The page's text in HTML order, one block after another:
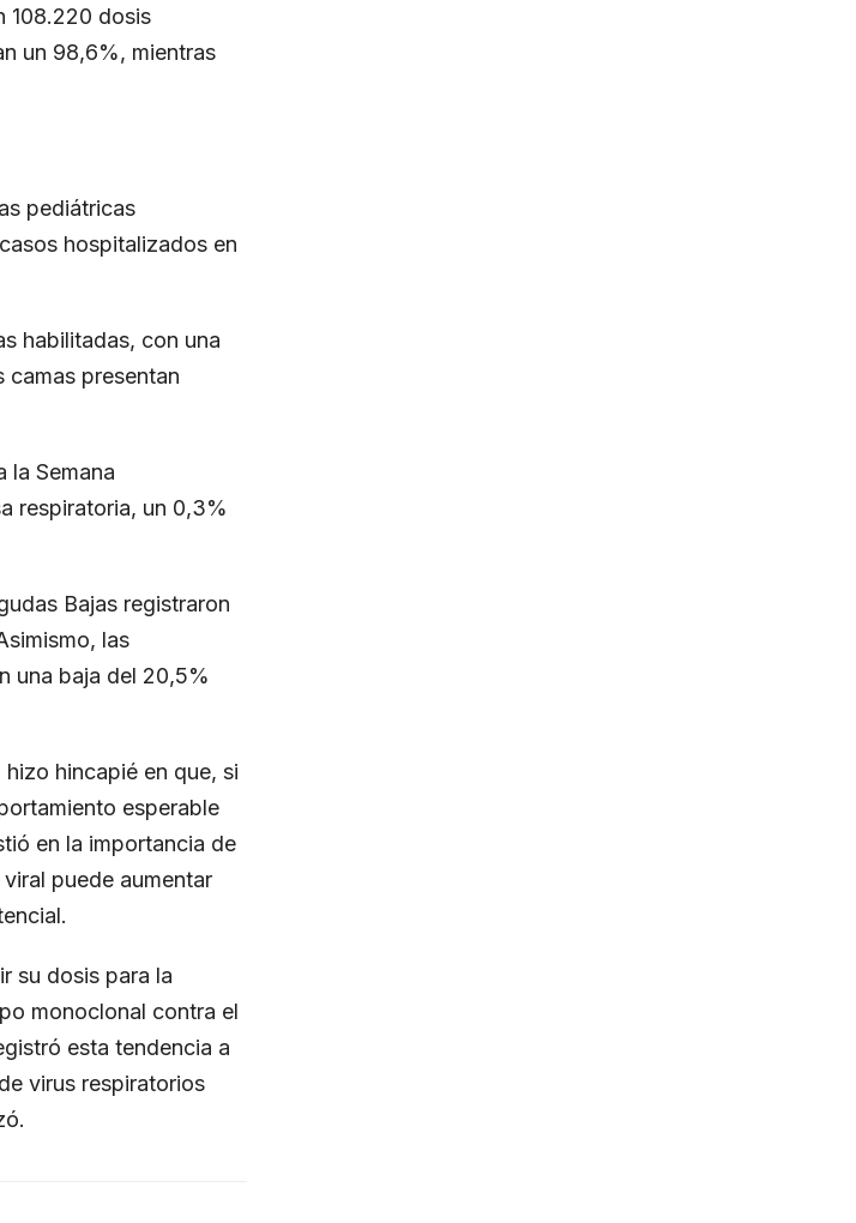
108.220 dosis
un 98,6%, mientras
pediátricas
hospitalizados en
habilitadas, con una
presentan
la Semana
respiratoria, un 0,3%
Bajas registraron
las
una baja del 20,5%
hincapié en que, si
esperable
en la importancia de
puede aumentar
su dosis para la
monoclonal contra el
esta tendencia a
virus respiratorios